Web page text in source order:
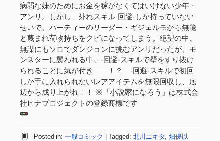
病弱な妹のためにお金を稼がなくてはいけない少年・
アンリ。しかし、外れスキル-回避-しか持っていない
せいで、パーティーのリーダー・ギジェルモから無能
と蔑まれ荷物持ちをクビになってしまう。絶望の中、
無謀にもソロでダンジョンに挑むアンリだったが、モ
ンスターに襲われる中、-回避-スキルで壁をすり抜け
られることに気が付き――！？ -回避-スキルで初回
しか手に入れられないレアアイテムを無限回収し、底
辺から成り上がれ！！ ※「小説家になろう」は株式会
社ヒナプロジェクトの登録商標です
Posted in: 一般コミック Tagged: 北川ニキタ , 畑優以